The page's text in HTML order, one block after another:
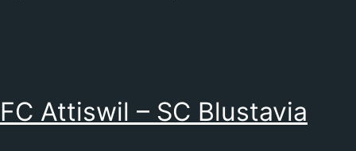
FC Attiswil – SC Blustavia